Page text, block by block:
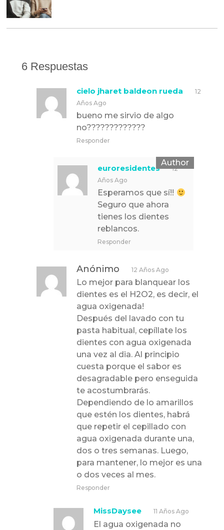
6 Respuestas
cielo jharet baldeon rueda
12
Años Ago
bueno me sirvio de algo
no?????????????
Responder
euroresidentes
12
Años Ago
Esperamos que sí!!
Seguro que ahora
tienes los dientes
reblancos.
Responder
Anónimo 12 Años Ago
Lo mejor para blanquear los
dientes es el H2O2, es decir, el
agua oxigenada!
Después del lavado con tu
pasta habitual, cepíllate los
dientes con agua oxigenada
una vez al dia. Al principio
cuesta porque el sabor es
desagradable pero enseguida
te acostumbrarás.
Dependiendo de lo amarillos
que estén los dientes, habrá
que repetir el cepillado con
agua oxigenada durante una,
dos o tres semanas. Luego,
para mantener, lo mejor es una
o dos veces al mes.
Responder
MissDaysee 11 Años Ago
El agua oxigenada no